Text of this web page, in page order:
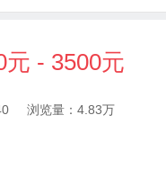
元 - 3500元
浏览量：4.83万